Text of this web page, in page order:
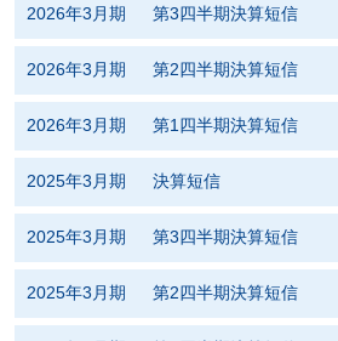
2026年3月期 第3四半期決算短信
2026年3月期 第2四半期決算短信
2026年3月期 第1四半期決算短信
2025年3月期 決算短信
2025年3月期 第3四半期決算短信
2025年3月期 第2四半期決算短信